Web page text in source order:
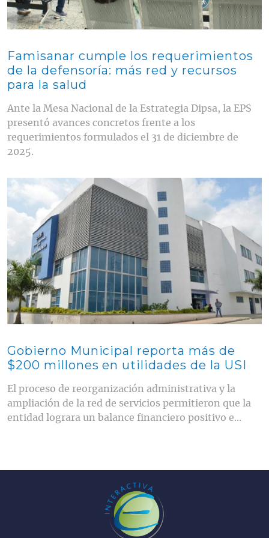
Famisanar cumple los requerimientos
de la defensoría: más red y recursos
para la salud
Ante la Mesa Nacional de la Estrategia Dipsa, la EPS
presentó avances concretos frente a los
requerimientos formulados el 31 de diciembre de
2025.
Contenido multimedia principal
Gobierno Municipal reporta más de
$200 millones en utilidades de la USI
El proceso de reorganización administrativa y la
ampliación de la red de servicios permitieron que la
entidad lograra un balance financiero positivo e...